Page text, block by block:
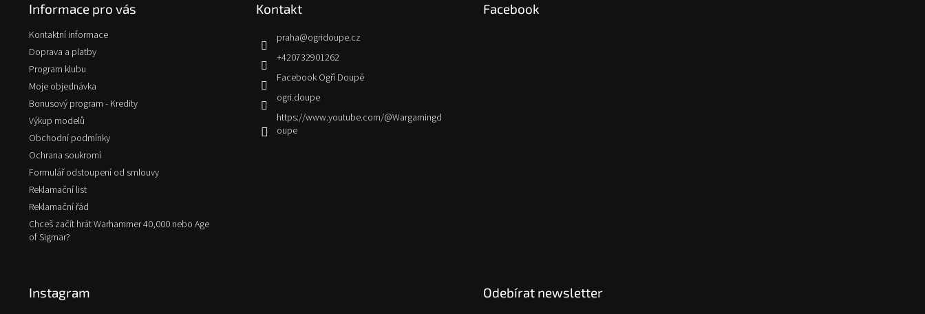
Informace pro vás
Kontaktní informace
Doprava a platby
Program klubu
Moje objednávka
Bonusový program - Kredity
Výkup modelů
Obchodní podmínky
Ochrana soukromí
Formulář odstoupení od smlouvy
Reklamační list
Reklamační řád
Chceš začít hrát Warhammer 40,000 nebo Age
of Sigmar?
Kontakt
praha@ogridoupe.cz
+420732901262
Facebook Ogří Doupě
ogri.doupe
https://www.youtube.com/@Wargamingd
oupe
Facebook
Instagram Odebírat newsletter